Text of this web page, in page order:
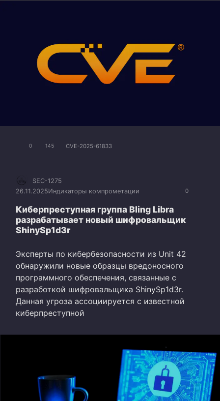
0 145 CVE-2025-61833
0
SEC-1275
26.11.2025Индикаторы компрометации
Киберпреступная группа Bling Libra
разрабатывает новый шифровальщик
ShinySp1d3r
Эксперты по кибербезопасности из Unit 42
обнаружили новые образцы вредоносного
программного обеспечения, связанные с
разработкой шифровальщика ShinySp1d3r.
Данная угроза ассоциируется с известной
киберпреступной